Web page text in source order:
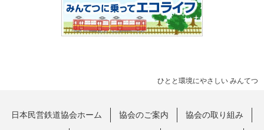
ひとと環境にやさしい みんてつ
日本民営鉄道協会ホーム 協会のご案内 協会の取り組み